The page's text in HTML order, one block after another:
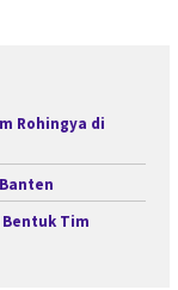
Rohingya di
Tim